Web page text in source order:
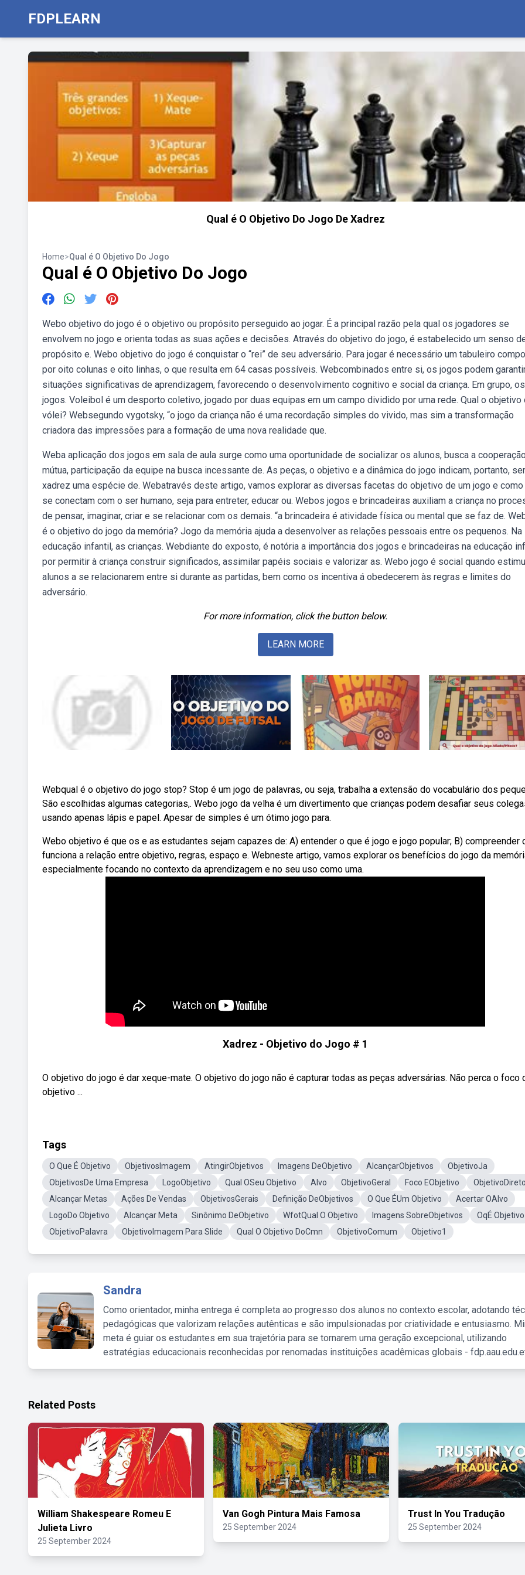
FDPLEARN
Qual é O Objetivo Do Jogo De Xadrez
Home>Qual é O Objetivo Do Jogo
Qual é O Objetivo Do Jogo
Webo objetivo do jogo é o objetivo ou propósito perseguido ao jogar. É a principal razão pela qual os jogadores se
envolvem no jogo e orienta todas as suas ações e decisões. Através do objetivo do jogo, é estabelecido um senso
propósito e. Webo objetivo do jogo é conquistar o “rei” de seu adversário. Para jogar é necessário um tabuleiro
por oito colunas e oito linhas, o que resulta em 64 casas possíveis. Webcombinados entre si, os jogos podem
situações significativas de aprendizagem, favorecendo o desenvolvimento cognitivo e social da criança. Em grupo, os
jogos. Voleibol é um desporto coletivo, jogado por duas equipas em um campo dividido por uma rede. Qual o objetivo
vólei? Websegundo vygotsky, “o jogo da criança não é uma recordação simples do vivido, mas sim a transformação
criadora das impressões para a formação de uma nova realidade que.
Weba aplicação dos jogos em sala de aula surge como uma oportunidade de socializar os alunos, busca a cooperação
mútua, participação da equipe na busca incessante de. As peças, o objetivo e a dinâmica do jogo indicam, portanto,
xadrez uma espécie de. Webatravés deste artigo, vamos explorar as diversas facetas do objetivo de um jogo e
se conectam com o ser humano, seja para entreter, educar ou. Webos jogos e brincadeiras auxiliam a criança no
de pensar, imaginar, criar e se relacionar com os demais. “a brincadeira é atividade física ou mental que se faz de.
é o objetivo do jogo da memória? Jogo da memória ajuda a desenvolver as relações pessoais entre os pequenos. Na
educação infantil, as crianças. Webdiante do exposto, é notória a importância dos jogos e brincadeiras na educação
por permitir à criança construir significados, assimilar papéis sociais e valorizar as. Webo jogo é social quando
alunos a se relacionarem entre si durante as partidas, bem como os incentiva á obedecerem às regras e limites do
adversário.
For more information, click the button below.
LEARN MORE
Webqual é o objetivo do jogo stop? Stop é um jogo de palavras, ou seja, trabalha a extensão do vocabulário dos
São escolhidas algumas categorias,. Webo jogo da velha é um divertimento que crianças podem desafiar seus
usando apenas lápis e papel. Apesar de simples é um ótimo jogo para.
Webo objetivo é que os e as estudantes sejam capazes de: A) entender o que é jogo e jogo popular; B) compreender
funciona a relação entre objetivo, regras, espaço e. Webneste artigo, vamos explorar os benefícios do jogo da
especialmente focando no contexto da aprendizagem e no seu uso como uma.
Xadrez - Objetivo do Jogo # 1
O objetivo do jogo é dar xeque-mate. O objetivo do jogo não é capturar todas as peças adversárias. Não perca o foco
objetivo ...
Tags
O Que É Objetivo ObjetivosImagem AtingirObjetivos Imagens DeObjetivo AlcançarObjetivos
ObjetivoJa
ObjetivosDe Uma Empresa
LogoObjetivo Qual OSeu Objetivo Alvo ObjetivoGeral Foco EObjetivo
ObjetivoDireto
Alcançar Metas
Ações De Vendas ObjetivosGerais Definição DeObjetivos O Que ÉUm Objetivo
Acertar OAlvo
LogoDo Objetivo
Alcançar Meta Sinônimo DeObjetivo WfotQual O Objetivo Imagens SobreObjetivos
OqÉ Objetivo
ObjetivoPalavra
ObjetivoImagem Para Slide Qual O Objetivo DoCmn ObjetivoComum Objetivo1
Sandra
Como orientador, minha entrega é completa ao progresso dos alunos no contexto escolar, adotando
pedagógicas que valorizam relações autênticas e são impulsionadas por criatividade e entusiasmo.
meta é guiar os estudantes em sua trajetória para se tornarem uma geração excepcional, utilizando
estratégias educacionais reconhecidas por renomadas instituições acadêmicas globais -
Related Posts
William Shakespeare Romeu E
Julieta Livro
25 September 2024
Van Gogh Pintura Mais Famosa
25 September 2024
Trust In You Tradução
25 September 2024